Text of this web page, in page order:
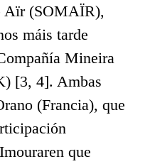
Aïr (SOMAÏR),
máis tarde
Mineira
[3, 4]. Ambas
(Francia), que
que